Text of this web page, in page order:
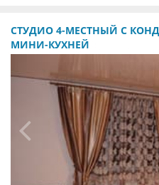
СТУДИО 4-МЕСТНЫЙ С
МИНИ-КУХНЕЙ